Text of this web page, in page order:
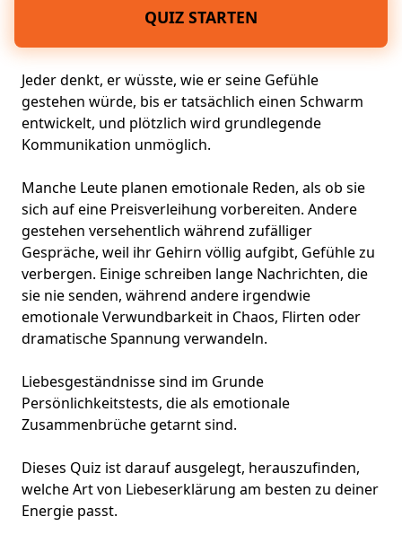
QUIZ STARTEN
Jeder denkt, er wüsste, wie er seine Gefühle
gestehen würde, bis er tatsächlich einen Schwarm
entwickelt, und plötzlich wird grundlegende
Kommunikation unmöglich.
Manche Leute planen emotionale Reden, als ob sie
sich auf eine Preisverleihung vorbereiten. Andere
gestehen versehentlich während zufälliger
Gespräche, weil ihr Gehirn völlig aufgibt, Gefühle zu
verbergen. Einige schreiben lange Nachrichten, die
sie nie senden, während andere irgendwie
emotionale Verwundbarkeit in Chaos, Flirten oder
dramatische Spannung verwandeln.
Liebesgeständnisse sind im Grunde
Persönlichkeitstests, die als emotionale
Zusammenbrüche getarnt sind.
Dieses Quiz ist darauf ausgelegt, herauszufinden,
welche Art von Liebeserklärung am besten zu deiner
Energie passt.